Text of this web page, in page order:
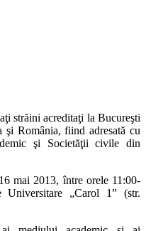
străini acreditaţi la Bucureşti
România, fiind adresată cu
şi Societăţii civile din
mai 2013, între orele 11:00-
„Carol 1” (str.